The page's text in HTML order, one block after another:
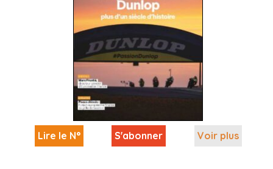
Lire le N° S'abonner Voir plus